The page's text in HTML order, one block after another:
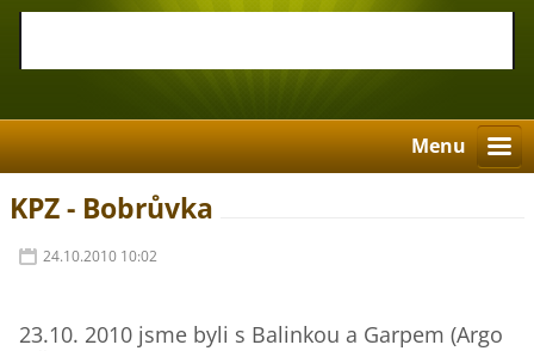
Menu
KPZ - Bobrůvka
24.10.2010 10:02
23.10. 2010 jsme byli s Balinkou a Garpem (Argo